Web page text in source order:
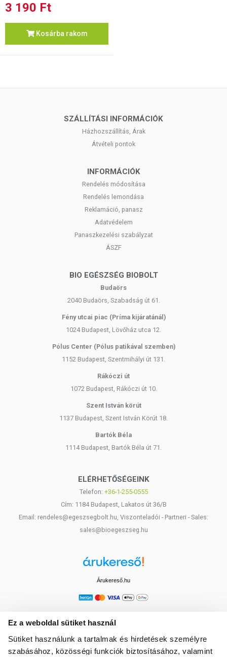
Ez a weboldal sütiket használ
Sütiket használunk a tartalmak és hirdetések személyre
szabásához, közösségi funkciók biztosításához, valamint
3 190 Ft
Kosárba rakom
SZÁLLÍTÁSI INFORMÁCIÓK
Házhozszállítás, Árak
Átvételi pontok
INFORMÁCIÓK
Rendelés módosítása
Rendelés lemondása
Reklamáció, panasz
Adatvédelem
Panaszkezelési szabályzat
ÁSZF
BIO EGÉSZSÉG BIOBOLT
Budaörs
2040 Budaörs, Szabadság út 61.
Fény utcai piac (Príma kijáratánál)
1024 Budapest, Lövőház utca 12.
Pólus Center (Pólus patikával szemben)
1152 Budapest, Szentmihályi út 131.
Rákóczi út
1072 Budapest, Rákóczi út 10.
Szent István körút
1137 Budapest, Szent István Körút 18.
Bartók Béla
1114 Budapest, Bartók Béla út 71.
ELÉRHETŐSÉGEINK
Telefon: +36-1-255-0555
Cím: 1184 Budapest, Lakatos út 36/B
Email: rendeles@egeszsegbolt.hu, Viszonteladói - Partneri - Sales:
sales@bioegeszseg.hu
Árukereső.hu